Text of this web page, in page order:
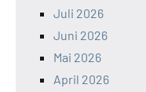
Juli 2026
Juni 2026
Mai 2026
April 2026